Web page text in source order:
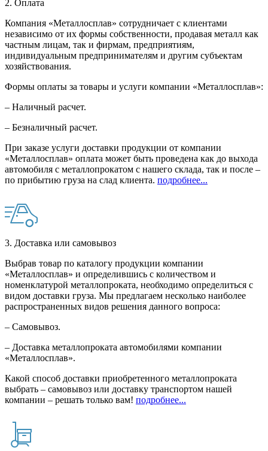
2. Оплата
Компания «Металлосплав» сотрудничает с клиентами
независимо от их формы собственности, продавая металл как
частным лицам, так и фирмам, предприятиям,
индивидуальным предпринимателям и другим субъектам
хозяйствования.
Формы оплаты за товары и услуги компании «Металлосплав»:
– Наличный расчет.
– Безналичный расчет.
При заказе услуги доставки продукции от компании
«Металлосплав» оплата может быть проведена как до выхода
автомобиля с металлопрокатом с нашего склада, так и после –
по прибытию груза на слад клиента. подробнее...
3. Доставка или самовывоз
Выбрав товар по каталогу продукции компании
«Металлосплав» и определившись с количеством и
номенклатурой металлопроката, необходимо определиться с
видом доставки груза. Мы предлагаем несколько наиболее
распространенных видов решения данного вопроса:
– Самовывоз.
– Доставка металлопроката автомобилями компании
«Металлосплав».
Какой способ доставки приобретенного металлопроката
выбрать – самовывоз или доставку транспортом нашей
компании – решать только вам! подробнее...